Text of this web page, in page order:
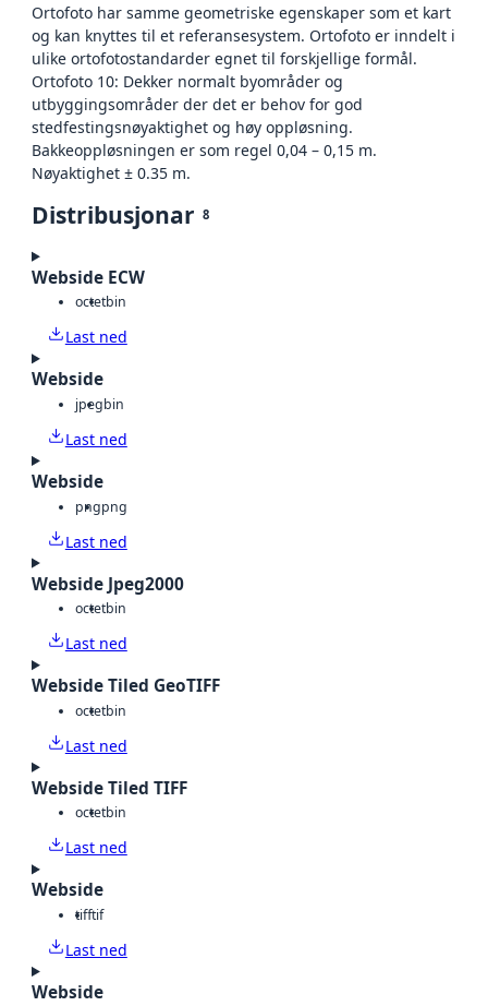
Ortofoto har samme geometriske egenskaper som et kart
og kan knyttes til et referansesystem. Ortofoto er inndelt i
ulike ortofotostandarder egnet til forskjellige formål.
Ortofoto 10: Dekker normalt byområder og
utbyggingsområder der det er behov for god
stedfestingsnøyaktighet og høy oppløsning.
Bakkeoppløsningen er som regel 0,04 – 0,15 m.
Nøyaktighet ± 0.35 m.
Distribusjonar 8
Webside ECW
octetbin
Last ned
Webside
jpegbin
Last ned
Webside
pngpng
Last ned
Webside Jpeg2000
octetbin
Last ned
Webside Tiled GeoTIFF
octetbin
Last ned
Webside Tiled TIFF
octetbin
Last ned
Webside
tifftif
Last ned
Webside